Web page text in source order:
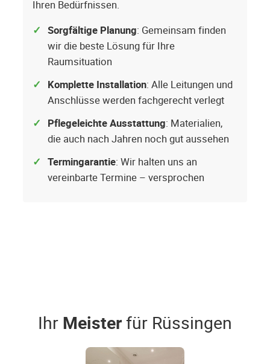
Ihren Bedürfnissen.
Sorgfältige Planung: Gemeinsam finden
wir die beste Lösung für Ihre
Raumsituation
Komplette Installation: Alle Leitungen und
Anschlüsse werden fachgerecht verlegt
Pflegeleichte Ausstattung: Materialien,
die auch nach Jahren noch gut aussehen
Termingarantie: Wir halten uns an
vereinbarte Termine – versprochen
Ihr Meisterfür Rüssingen